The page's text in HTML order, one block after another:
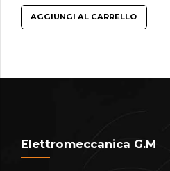
AGGIUNGI AL CARRELLO
Elettromeccanica G.M